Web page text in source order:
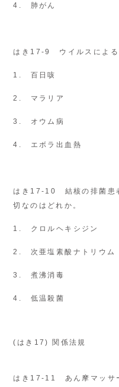
4. 肺がん
はき17-9 ウイルスによる
1. 百日咳
2. マラリア
3. オウム病
4. エボラ出血熱
はき17-10 結核の排菌患
切なのはどれか。
1. クロルヘキシジン
2. 次亜塩素酸ナトリウム
3. 煮沸消毒
4. 低温殺菌
(はき17) 関係法規
はき17-11 あん摩マッサ